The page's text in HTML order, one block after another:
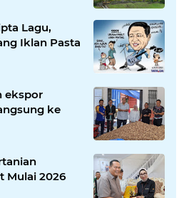
Lagu,
Iklan Pasta
ekspor
ke
Mulai 2026